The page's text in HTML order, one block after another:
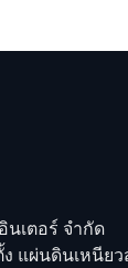
นเตอร์ จำกัด
แผ่นดินเหนียว